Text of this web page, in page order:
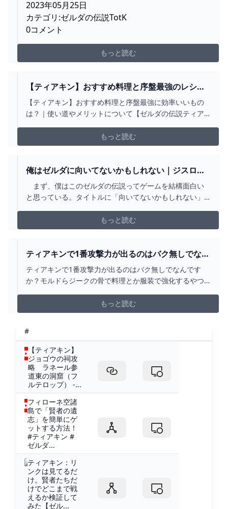
説 ティアーズ オブ ザ キングダム攻略まとめ速報
2023年05月25日
カテゴリ:ゼルダの伝説TotK
0コメント
もっと読む
【ティアキン】おすすめ料理と序盤最強のレシピ
は？｜使い道やメリットについて【ゼルダの伝説
ティアーズオブザキングダム】 - 【遊戯王 最新情
【ティアキン】おすすめ料理と序盤最強に効率いいもの
は？｜使い道やメリットについて【ゼルダの伝説ティア
ザ キングダム」における【ティアキン】おすすめ料理と
序盤最強に効率いいものは？｜使い道やメリットについ
ティアー…
もっと読む
俺はゼルダに向いてないかもしれない｜ジスロマ
ック
まず、僕はこのゼルダの伝説ってゲームを結構面白い
と思っている。タイトルに「向いてないかもしれない」
的に合わないと思うような相手だったとしても、人間と
しては愛せるだろう。それと同じことだ。僕はこのゼル
んのプラスにもならないようなただ罵詈雑言を吐き散ら
すだけの駄文を書くと思うのか？ だから、これからこ
の記事を読むアナタもそなたも貴様も「あぁ、こんな困
った人もいるんだなぁ」と、それはそれは冷めた目で見
守るがいい。 で、僕ってゼルダに向いてないかもしれ
ない。 なんで向いてないのか、
もっと読む
ティアキンで1番攻撃力が出るのはバク無しでなん
ですか？モルドらジ... - YAHOO!知恵袋
ティアキンで1番攻撃力が出るのはバク無しでなんです
か？モルドらジークの骨で料理とか服装で強化するやつ
両手剣(攻撃力＋10)、ギブドの骨、骨武器得意、攻...
もっと読む
#
【ティアキン】
ジョゴウの祠攻
略 ラネール参
道東の洞窟（フ
ルテロップ） -...
フィローネ空諸
島で「賢者の遺
志」を簡単にゲ
ットする方法！
#ティアキン #
ゼルダ...
ティアキン：リ
ンクは見てるだ
け。賢者たちだ
けでどこまで戦
えるか検証して
みた【ゼル...